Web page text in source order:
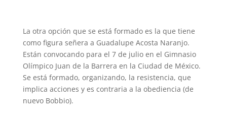
La otra opción que se está formado es la que tiene
como figura señera a Guadalupe Acosta Naranjo.
Están convocando para el 7 de julio en el Gimnasio
Olímpico Juan de la Barrera en la Ciudad de México.
Se está formado, organizando, la resistencia, que
implica acciones y es contraria a la obediencia (de
nuevo Bobbio).